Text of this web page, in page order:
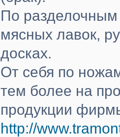
По разделочным
мясных лавок,
досках.
От себя по
тем более на
продукции
http://